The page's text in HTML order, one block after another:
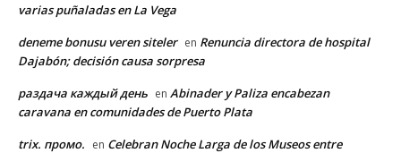
varias puñaladas en La Vega
deneme bonusu veren siteler en Renuncia directora de hospital
Dajabón; decisión causa sorpresa
раздача каждый день en Abinader y Paliza encabezan
caravana en comunidades de Puerto Plata
trix. промо. en Celebran Noche Larga de los Museos entre